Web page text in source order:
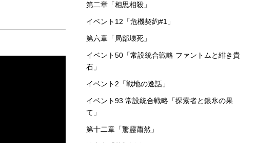
第二章「相思相殺」
イベント12「危機契約#1」
第六章「局部壊死」
イベント50「常設統合戦略 ファントムと緋き貴
石」
イベント2「戦地の逸話」
イベント93 常設統合戦略「探索者と銀氷の果
て」
第十二章「驚靂蕭然」